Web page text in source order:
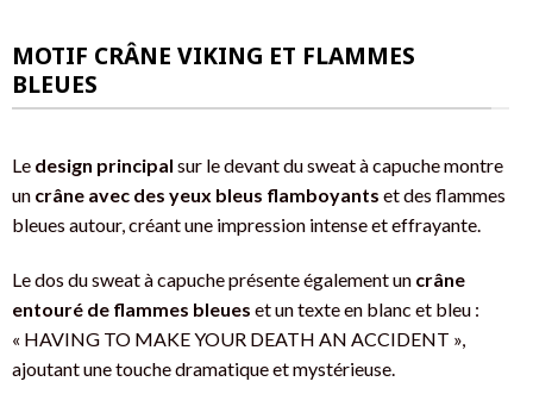
MOTIF CRÂNE VIKING ET FLAMMES
BLEUES
Le design principal sur le devant du sweat à capuche montre
un crâne avec des yeux bleus flamboyants et des flammes
bleues autour, créant une impression intense et effrayante.
Le dos du sweat à capuche présente également un crâne
entouré de flammes bleues et un texte en blanc et bleu :
« HAVING TO MAKE YOUR DEATH AN ACCIDENT »,
ajoutant une touche dramatique et mystérieuse.